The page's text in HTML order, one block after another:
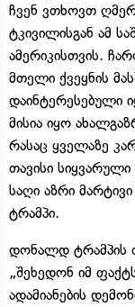
ჩვენ ვთხოვთ
ტკივილისგან ამ
ამერიკისთვის.
მთელი ქვეყნის
დაინტერესებული
მისია იყო
რასაც ყველაზე
თავისი
საღი აზრი
ტრამპი.
დონალდ ტრამპის
„შეხედონ იმ
ადამიანების